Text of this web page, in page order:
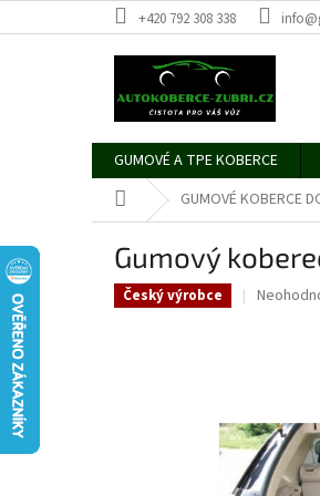
na
+420 792 308 338
GUMOVÉ A TPE KOBERCE
Domů GUMOVÉ KOBERCE
Gumový
Český výrobce
Průměrné
5